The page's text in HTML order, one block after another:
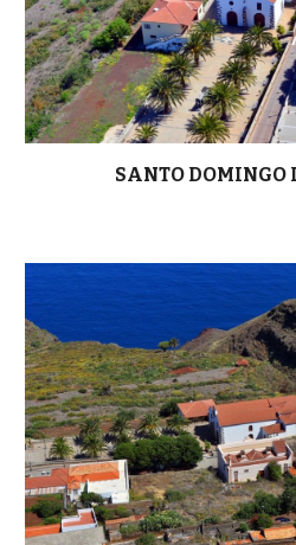
SANTO DOMINGO